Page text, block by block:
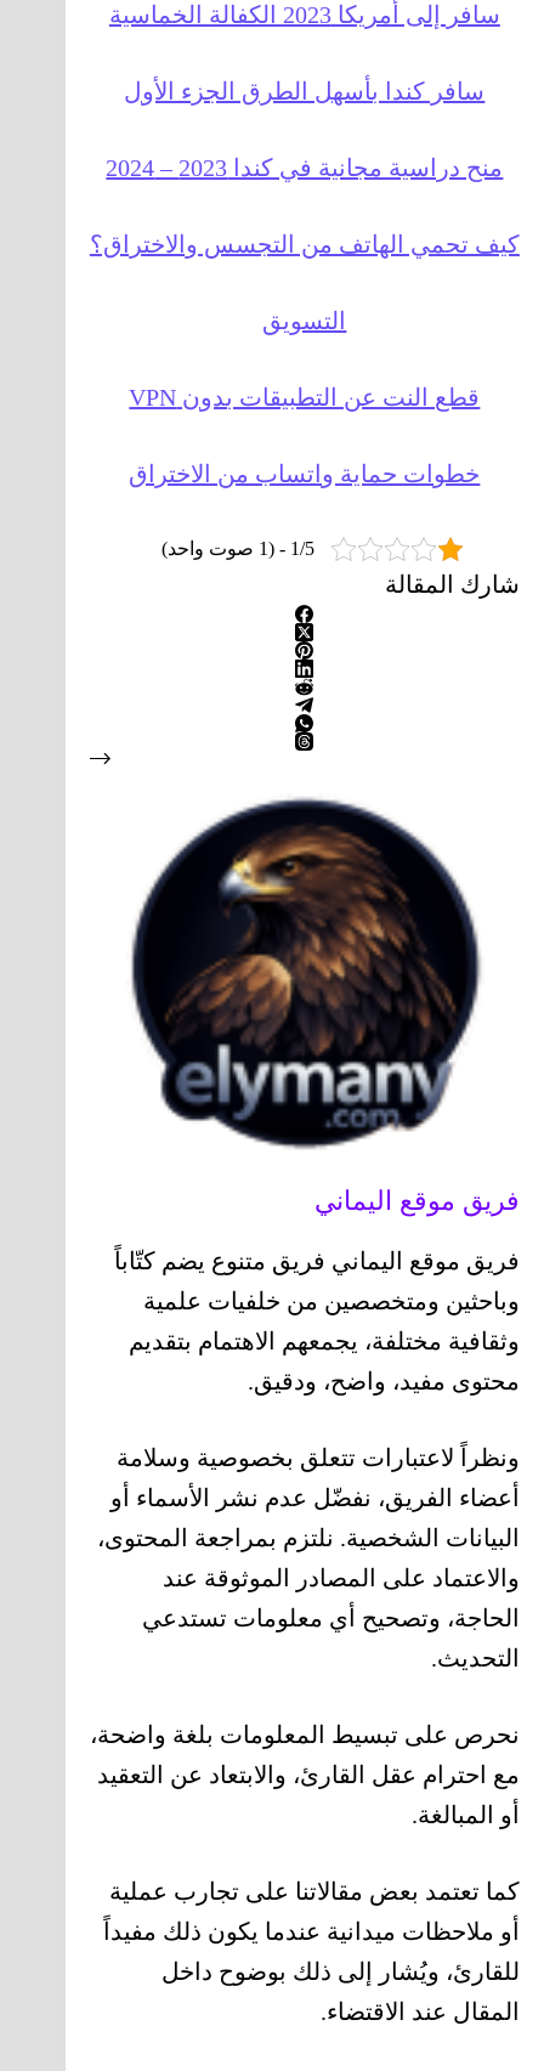
سافر إلى أمريكا 2023 الكفالة الخماسية
سافر كندا بأسهل الطرق الجزء الأول
منح دراسية مجانية في كندا 2023 – 2024
كيف تحمي الهاتف من التجسس والاختراق؟
التسويق
قطع النت عن التطبيقات بدون VPN
خطوات حماية واتساب من الاختراق
1/5 - (1 صوت واحد)
شارك المقالة
فريق موقع اليماني
فريق موقع اليماني فريق متنوع يضم كتّاباً
وباحثين ومتخصصين من خلفيات علمية
وثقافية مختلفة، يجمعهم الاهتمام بتقديم
محتوى مفيد، واضح، ودقيق.
ونظراً لاعتبارات تتعلق بخصوصية وسلامة
أعضاء الفريق، نفضّل عدم نشر الأسماء أو
البيانات الشخصية. نلتزم بمراجعة المحتوى،
والاعتماد على المصادر الموثوقة عند
الحاجة، وتصحيح أي معلومات تستدعي
التحديث.
نحرص على تبسيط المعلومات بلغة واضحة،
مع احترام عقل القارئ، والابتعاد عن التعقيد
أو المبالغة.
كما تعتمد بعض مقالاتنا على تجارب عملية
أو ملاحظات ميدانية عندما يكون ذلك مفيداً
للقارئ، ويُشار إلى ذلك بوضوح داخل
المقال عند الاقتضاء.